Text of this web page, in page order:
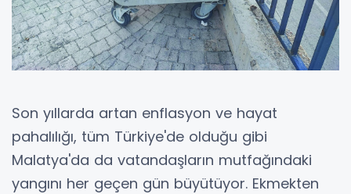
Son yıllarda artan enflasyon ve hayat
pahalılığı, tüm Türkiye'de olduğu gibi
Malatya'da da vatandaşların mutfağındaki
yangını her geçen gün büyütüyor. Ekmekten